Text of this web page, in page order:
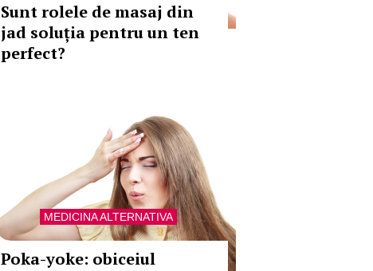
Sunt rolele de masaj din
jad soluția pentru un ten
perfect?
MEDICINA ALTERNATIVA
Poka-yoke: obiceiul